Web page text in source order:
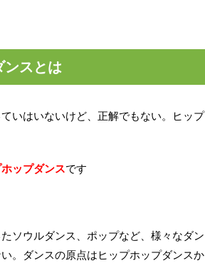
ンスとは
いはいないけど、正解でもない。ヒップ
ップダンスです
ソウルダンス、ポップなど、様々なダン
。ダンスの原点はヒップホップダンスか